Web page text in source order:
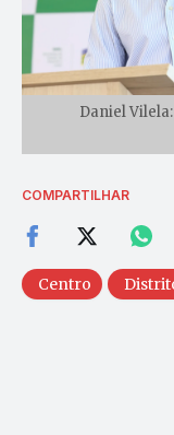
Daniel
COMPARTILHAR
Centro